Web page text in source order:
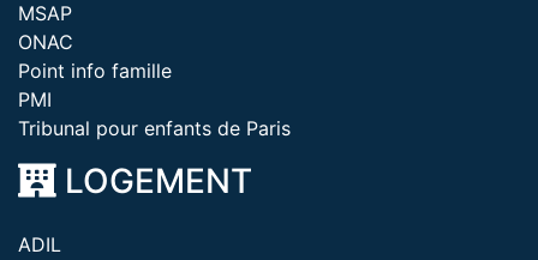
MSAP
ONAC
Point info famille
PMI
Tribunal pour enfants de Paris
LOGEMENT
ADIL